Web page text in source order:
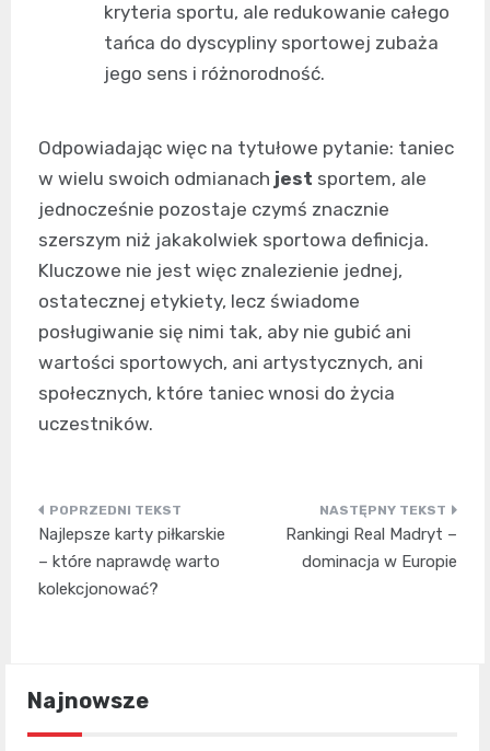
kryteria sportu, ale redukowanie całego
tańca do dyscypliny sportowej zubaża
jego sens i różnorodność.
Odpowiadając więc na tytułowe pytanie: taniec
w wielu swoich odmianach jest sportem, ale
jednocześnie pozostaje czymś znacznie
szerszym niż jakakolwiek sportowa definicja.
Kluczowe nie jest więc znalezienie jednej,
ostatecznej etykiety, lecz świadome
posługiwanie się nimi tak, aby nie gubić ani
wartości sportowych, ani artystycznych, ani
społecznych, które taniec wnosi do życia
uczestników.
Nawigacja
wpisu
Najlepsze karty piłkarskie
– które naprawdę warto
kolekcjonować?
Rankingi Real Madryt –
dominacja w Europie
Najnowsze